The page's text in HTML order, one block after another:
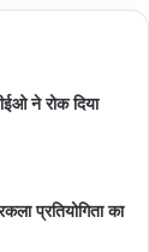
ने रोक दिया
प्रतियोगिता का